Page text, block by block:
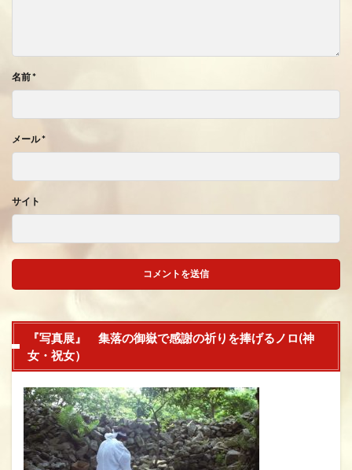
名前*
メール*
サイト
『写真展』 集落の御嶽で感謝の祈りを捧げるノロ(神
女・祝女）